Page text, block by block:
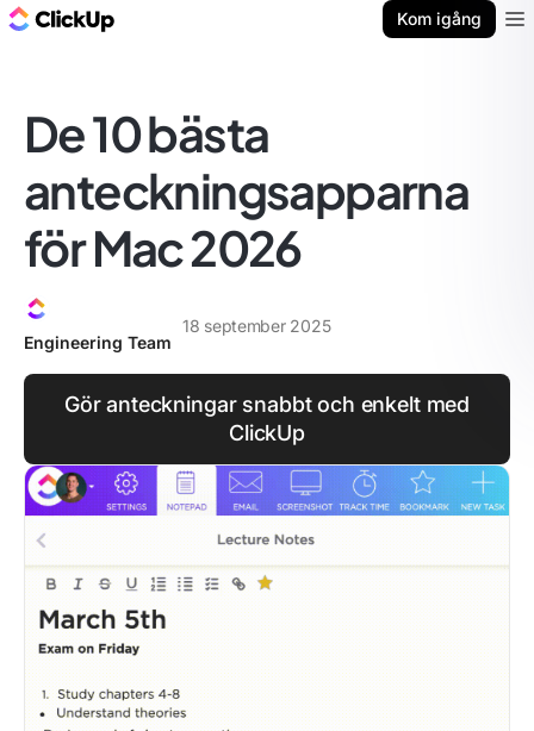
Kom igång
De 10 bästa
anteckningsapparna
för Mac 2026
Engineering Team
18 september 2025
Gör anteckningar snabbt och enkelt med
ClickUp